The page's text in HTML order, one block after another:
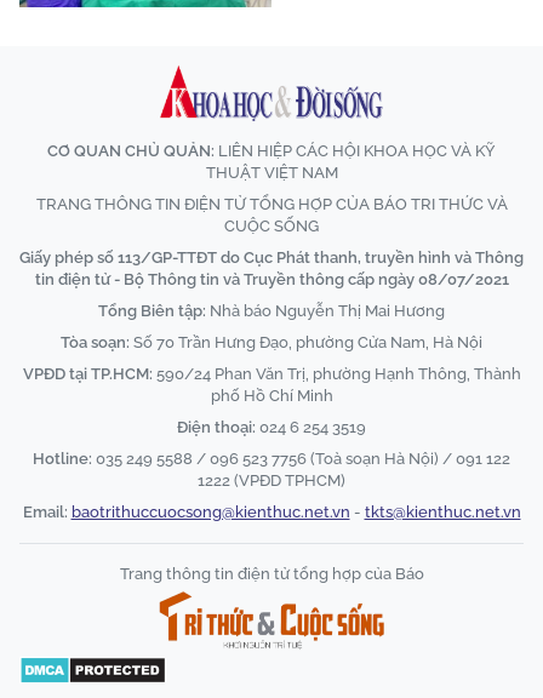
CƠ QUAN CHỦ QUẢN: LIÊN HIỆP CÁC HỘI KHOA HỌC VÀ KỸ
THUẬT VIỆT NAM
TRANG THÔNG TIN ĐIỆN TỬ TỔNG HỢP CỦA BÁO TRI THỨC VÀ
CUỘC SỐNG
Giấy phép số 113/GP-TTĐT do Cục Phát thanh, truyền hình và Thông
tin điện tử - Bộ Thông tin và Truyền thông cấp ngày 08/07/2021
Tổng Biên tập: Nhà báo Nguyễn Thị Mai Hương
Tòa soạn: Số 70 Trần Hưng Đạo, phường Cửa Nam, Hà Nội
VPĐD tại TP.HCM: 590/24 Phan Văn Trị, phường Hạnh Thông, Thành
phố Hồ Chí Minh
Điện thoại: 024 6 254 3519
Hotline: 035 249 5588 / 096 523 7756 (Toà soạn Hà Nội) / 091 122
1222 (VPĐD TPHCM)
Email: baotrithuccuocsong@kienthuc.net.vn - tkts@kienthuc.net.vn
Trang thông tin điện tử tổng hợp của Báo